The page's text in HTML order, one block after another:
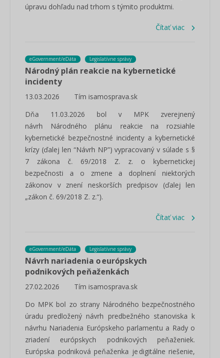
úpravu dohľadu nad trhom s týmito produktmi.
Čítať viac
eGovernment/eDáta Legislatívne správy
Národný plán reakcie na kybernetické
incidenty
13.03.2026
Tím isamosprava.sk
Dňa 11.03.2026 bol v MPK zverejnený
návrh Národného plánu reakcie na rozsiahle
kybernetické bezpečnostné incidenty a kybernetické
krízy (ďalej len “Návrh NP”) vypracovaný v súlade s §
7 zákona č. 69/2018 Z. z. o kybernetickej
bezpečnosti a o zmene a doplnení niektorých
zákonov v znení neskorších predpisov (ďalej len
„zákon č. 69/2018 Z. z.“).
Čítať viac
eGovernment/eDáta Legislatívne správy
Návrh nariadenia o európskych
podnikových peňaženkách
27.02.2026
Tím isamosprava.sk
Do MPK bol zo strany Národného bezpečnostného
úradu predložený návrh predbežného stanoviska k
návrhu Nariadenia Európskeho parlamentu a Rady o
zriadení európskych podnikových peňaženiek.
Európska podniková peňaženka je digitálne riešenie,